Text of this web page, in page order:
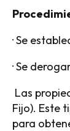
· Se
· Se
Las
Fijo). Este
para